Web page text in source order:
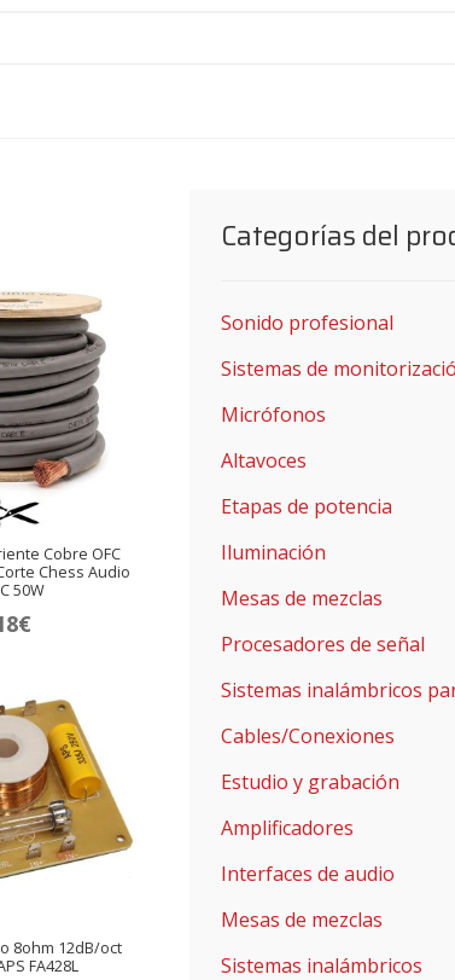
Cobre OFC
Chess Audio
50W
€
8ohm 12dB/oct
FA428L
Categorías del
Sonido profesional
Sistemas de
Micrófonos
Altavoces
Etapas de potencia
Iluminación
Mesas de mezclas
Procesadores de señal
Sistemas inalámbricos
Cables/Conexiones
Estudio y grabación
Amplificadores
Interfaces de audio
Mesas de mezclas
Sistemas inalámbricos